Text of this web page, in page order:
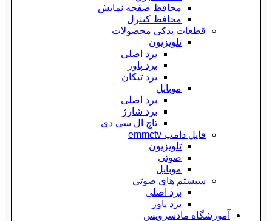
محافظ صفحه نمایش
محافظ کنترل
قطعات یدکی محصولات
تلویزیون
برد اصلی
برد پاور
برد تیکان
موبایل
برد اصلی
برد شارژ
تاچ ال سی دی
فایل دامپ emmctv
تلویزیون
صوتی
موبایل
سیستم های صوتی
برد اصلی
برد پاور
آموزشگاه مادسرویس